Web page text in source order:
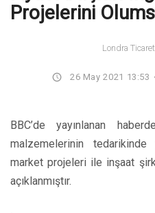
Projelerini
Londra
26 May 2021 13:53
BBC’de yayınlanan
malzemelerinin
market projeleri ile inşaat
açıklanmıştır.